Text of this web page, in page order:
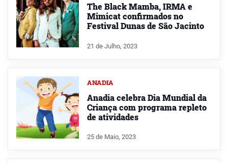
The Black Mamba, IRMA e
Mimicat confirmados no
Festival Dunas de São Jacinto
21 de Julho, 2023
ANADIA
Anadia celebra Dia Mundial da
Criança com programa repleto
de atividades
25 de Maio, 2023